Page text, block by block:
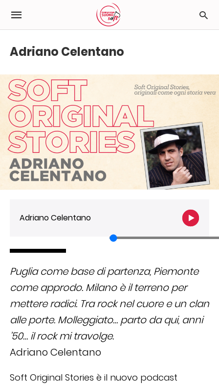
Adriano Celentano
Adriano Celentano
Puglia come base di partenza, Piemonte
come approdo. Milano è il terreno per
mettere radici. Tra rock nel cuore e un clan
alle porte. Molleggiato… parto da qui, anni
’50… il rock mi travolge.
Adriano Celentano
Soft Original Stories è il nuovo podcast